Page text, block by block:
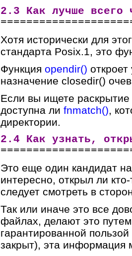
2.3 Как лучше всего
Хотя исторически для
стандарта Posix.1, это
Функция opendir()
назначение closedir()
Если вы ищете
доступна ли fnmatch(),
директории.
2.4 Как узнать,
Это еще один кандидат
интересно, открыл ли
следует смотреть в
Так или иначе это все
файлах, делают это
гарантированной
закрыт), эта информация